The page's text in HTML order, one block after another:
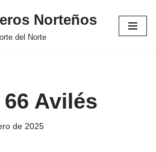
Norteños
del Norte
Avilés
de 2025